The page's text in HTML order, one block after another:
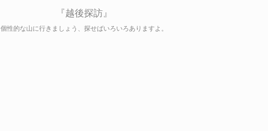
『越後探訪』
個性的な山に行きましょう、探せばいろいろありますよ。